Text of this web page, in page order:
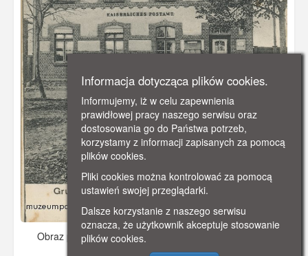
Obraz pochodzi zok. 1910 r.
Informacja dotycząca plików cookies.
Informujemy, iż w celu zapewnienia
prawidłowej pracy naszego serwisu oraz
dostosowania go do Państwa potrzeb,
korzystamy z informacji zapisanych za pomocą
plików cookies.
Pliki cookies można kontrolować za pomocą
ustawień swojej przeglądarki.
Dalsze korzystanie z naszego serwisu
oznacza, że użytkownik akceptuje stosowanie
plików cookies.